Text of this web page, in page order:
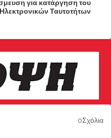
για κατάργηση του
Ταυτοτήτων
0Σχόλια